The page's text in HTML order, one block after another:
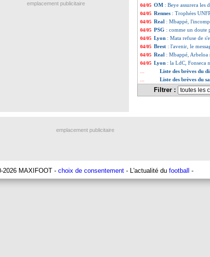
04/05 OM : Beye assurera les
04/05 Rennes : Trophées
04/05 Real : Mbappé,
04/05 PSG : comme un doute
04/05 Lyon : Mata refuse de
04/05 Brest : l'avenir, le
04/05 Real : Mbappé,
04/05 Lyon : la LdC, Fonseca
Liste des brèves du
Liste des brèves du
Filtrer :
emplacement publicitaire
emplacement publicitaire
2026 MAXIFOOT - choix de consentement - L'actualité du football -